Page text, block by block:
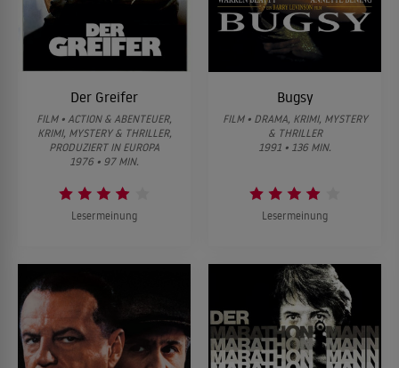
Der Greifer
FILM • ACTION & ABENTEUER,
KRIMI, MYSTERY & THRILLER,
PRODUZIERT IN EUROPA
1976 • 97 MIN.
Lesermeinung
Bugsy
FILM • DRAMA, KRIMI, MYSTERY
& THRILLER
1991 • 136 MIN.
Lesermeinung